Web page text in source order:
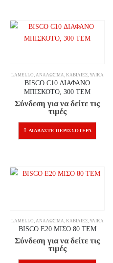
LAMELLO ΑΝΑΛΏΣΙΜΑ ΚΑΒΊΛΙΕΣ, ΥΛΙΚΆ
BISCO C10 ΔΙΑΦΑΝΟ
ΜΠΙΣΚΟΤΟ, 300 ΤΕΜ
Σύνδεση για να δείτε τις
τιμές
ΔΙΑΒΆΣΤΕ ΠΕΡΙΣΣΌΤΕΡΑ
LAMELLO, ΑΝΑΛΏΣΙΜΑ, ΚΑΒΊΛΙΕΣ, ΥΛΙΚΆ
BISCO E20 ΜΙΣΟ 80 ΤΕΜ
Σύνδεση για να δείτε τις
τιμές